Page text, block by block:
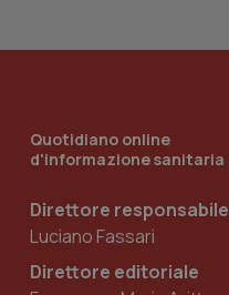
Quotidiano online
d'informazione sanitaria
Direttore responsabile
Luciano Fassari
Direttore editoriale